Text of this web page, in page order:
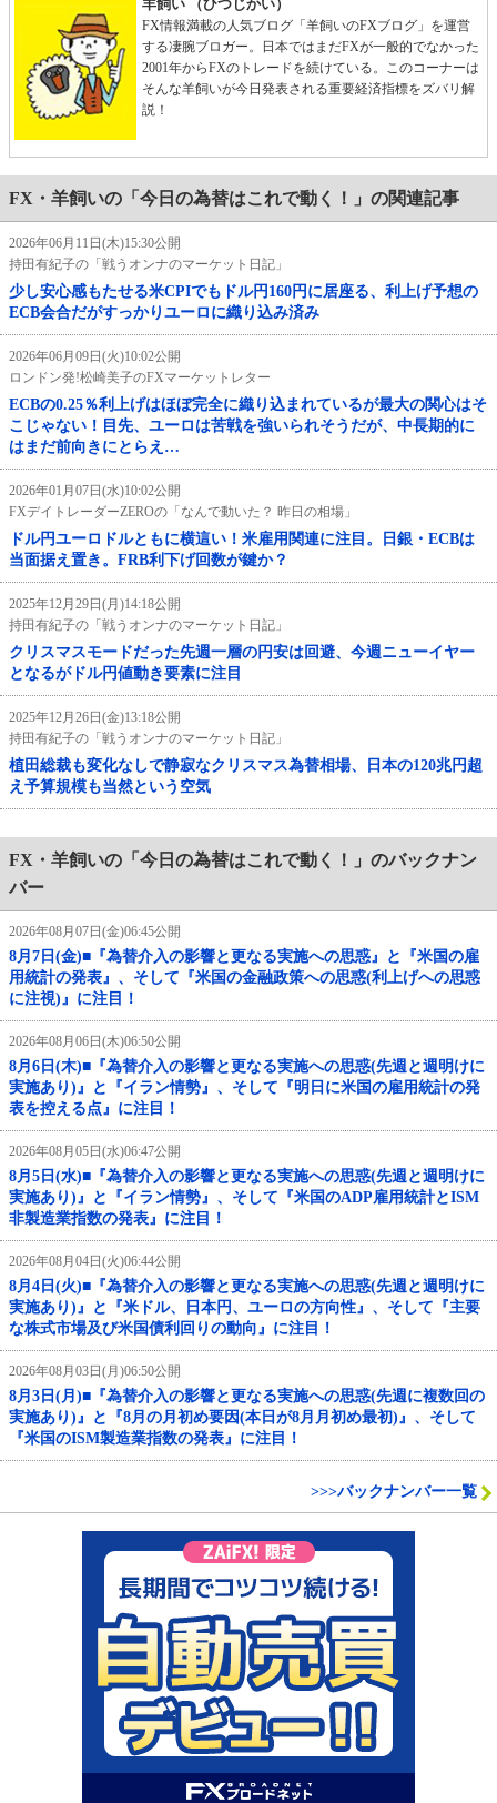
羊飼い （ひつじかい）
FX情報満載の人気ブログ「羊飼いのFXブログ」を運営
する凄腕ブロガー。日本ではまだFXが一般的でなかった
2001年からFXのトレードを続けている。このコーナーは
そんな羊飼いが今日発表される重要経済指標をズバリ解
説！
FX・羊飼いの「今日の為替はこれで動く！」の関連記事
2026年06月11日(木)15:30公開
持田有紀子の「戦うオンナのマーケット日記」
少し安心感もたせる米CPIでもドル円160円に居座る、利上げ予想の
ECB会合だがすっかりユーロに織り込み済み
2026年06月09日(火)10:02公開
ロンドン発!松崎美子のFXマーケットレター
ECBの0.25％利上げはほぼ完全に織り込まれているが最大の関心はそ
こじゃない！目先、ユーロは苦戦を強いられそうだが、中長期的に
はまだ前向きにとらえ…
2026年01月07日(水)10:02公開
FXデイトレーダーZEROの「なんで動いた？ 昨日の相場」
ドル円ユーロドルともに横這い！米雇用関連に注目。日銀・ECBは
当面据え置き。FRB利下げ回数が鍵か？
2025年12月29日(月)14:18公開
持田有紀子の「戦うオンナのマーケット日記」
クリスマスモードだった先週一層の円安は回避、今週ニューイヤー
となるがドル円値動き要素に注目
2025年12月26日(金)13:18公開
持田有紀子の「戦うオンナのマーケット日記」
植田総裁も変化なしで静寂なクリスマス為替相場、日本の120兆円超
え予算規模も当然という空気
FX・羊飼いの「今日の為替はこれで動く！」のバックナン
バー
2026年08月07日(金)06:45公開
8月7日(金)■『為替介入の影響と更なる実施への思惑』と『米国の雇
用統計の発表』、そして『米国の金融政策への思惑(利上げへの思惑
に注視)』に注目！
2026年08月06日(木)06:50公開
8月6日(木)■『為替介入の影響と更なる実施への思惑(先週と週明けに
実施あり)』と『イラン情勢』、そして『明日に米国の雇用統計の発
表を控える点』に注目！
2026年08月05日(水)06:47公開
8月5日(水)■『為替介入の影響と更なる実施への思惑(先週と週明けに
実施あり)』と『イラン情勢』、そして『米国のADP雇用統計とISM
非製造業指数の発表』に注目！
2026年08月04日(火)06:44公開
8月4日(火)■『為替介入の影響と更なる実施への思惑(先週と週明けに
実施あり)』と『米ドル、日本円、ユーロの方向性』、そして『主要
な株式市場及び米国債利回りの動向』に注目！
2026年08月03日(月)06:50公開
8月3日(月)■『為替介入の影響と更なる実施への思惑(先週に複数回の
実施あり)』と『8月の月初め要因(本日が8月月初め最初)』、そして
『米国のISM製造業指数の発表』に注目！
>>>バックナンバー一覧